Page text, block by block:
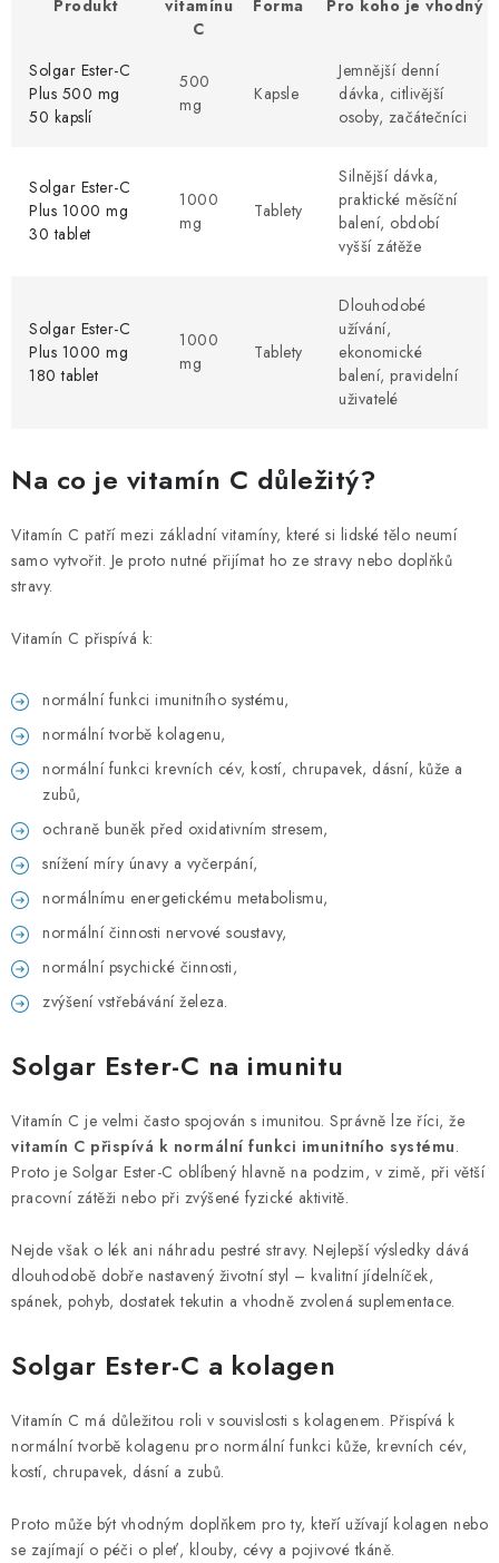
Produkt
vitamínu
C
Forma Pro koho je vhodný
Solgar Ester-C
Plus 500 mg
50 kapslí
500
mg
Kapsle
Jemnější denní
dávka, citlivější
osoby, začátečníci
Solgar Ester-C
Plus 1000 mg
30 tablet
1000
mg
Tablety
Silnější dávka,
praktické měsíční
balení, období
vyšší zátěže
Solgar Ester-C
Plus 1000 mg
180 tablet
1000
mg
Tablety
Dlouhodobé
užívání,
ekonomické
balení, pravidelní
uživatelé
Na co je vitamín C důležitý?
Vitamín C patří mezi základní vitamíny, které si lidské tělo neumí
samo vytvořit. Je proto nutné přijímat ho ze stravy nebo doplňků
stravy.
Vitamín C přispívá k:
normální funkci imunitního systému,
normální tvorbě kolagenu,
normální funkci krevních cév, kostí, chrupavek, dásní, kůže a
zubů,
ochraně buněk před oxidativním stresem,
snížení míry únavy a vyčerpání,
normálnímu energetickému metabolismu,
normální činnosti nervové soustavy,
normální psychické činnosti,
zvýšení vstřebávání železa.
Solgar Ester-C na imunitu
Vitamín C je velmi často spojován s imunitou. Správně lze říci, že
vitamín C přispívá k normální funkci imunitního systému.
Proto je Solgar Ester-C oblíbený hlavně na podzim, v zimě, při větší
pracovní zátěži nebo při zvýšené fyzické aktivitě.
Nejde však o lék ani náhradu pestré stravy. Nejlepší výsledky dává
dlouhodobě dobře nastavený životní styl – kvalitní jídelníček,
spánek, pohyb, dostatek tekutin a vhodně zvolená suplementace.
Solgar Ester-C a kolagen
Vitamín C má důležitou roli v souvislosti s kolagenem. Přispívá k
normální tvorbě kolagenu pro normální funkci kůže, krevních cév,
kostí, chrupavek, dásní a zubů.
Proto může být vhodným doplňkem pro ty, kteří užívají kolagen nebo
se zajímají o péči o pleť, klouby, cévy a pojivové tkáně.